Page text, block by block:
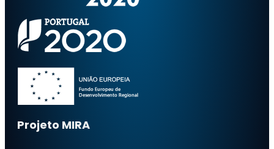
Projeto MIRA